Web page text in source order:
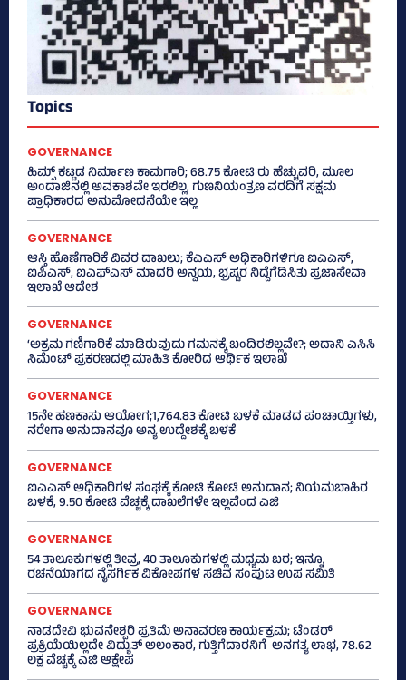
Topics
GOVERNANCE
ಹಿಮ್ಸ್‌ ಕಟ್ಟಡ ನಿರ್ಮಾಣ ಕಾಮಗಾರಿ; 68.75 ಕೋಟಿ ರು ಹೆಚ್ಚುವರಿ, ಮೂಲ
ಅಂದಾಜಿನಲ್ಲಿ ಅವಕಾಶವೇ ಇರಲಿಲ್ಲ, ಗುಣನಿಯಂತ್ರಣ ವರದಿಗೆ ಸಕ್ಷಮ
ಪ್ರಾಧಿಕಾರದ ಅನುಮೋದನೆಯೇ ಇಲ್ಲ
GOVERNANCE
ಆಸ್ತಿ ಹೊಣೆಗಾರಿಕೆ ವಿವರ ದಾಖಲು; ಕೆಎಎಸ್ ಅಧಿಕಾರಿಗಳಿಗೂ ಐಎಎಸ್‌,
ಐಪಿಎಸ್‌, ಐಎಫ್‌ಎಸ್‌ ಮಾದರಿ ಅನ್ವಯ, ಭ್ರಷ್ಟರ ನಿದ್ದೆಗೆಡಿಸಿತು ಪ್ರಜಾಸೇವಾ
ಇಲಾಖೆ ಆದೇಶ
GOVERNANCE
‘ಅಕ್ರಮ ಗಣಿಗಾರಿಕೆ ಮಾಡಿರುವುದು ಗಮನಕ್ಕೆ ಬಂದಿರಲಿಲ್ಲವೇ?; ಅದಾನಿ ಎಸಿಸಿ
ಸಿಮೆಂಟ್ ಪ್ರಕರಣದಲ್ಲಿ ಮಾಹಿತಿ ಕೋರಿದ ಆರ್ಥಿಕ ಇಲಾಖೆ
GOVERNANCE
15ನೇ ಹಣಕಾಸು ಆಯೋಗ;1,764.83 ಕೋಟಿ ಬಳಕೆ ಮಾಡದ ಪಂಚಾಯ್ತಿಗಳು,
ನರೇಗಾ ಅನುದಾನವೂ ಅನ್ಯ ಉದ್ದೇಶಕ್ಕೆ ಬಳಕೆ
GOVERNANCE
ಐಎಎಸ್‌ ಅಧಿಕಾರಿಗಳ ಸಂಘಕ್ಕೆ ಕೋಟಿ ಕೋಟಿ ಅನುದಾನ; ನಿಯಮಬಾಹಿರ
ಬಳಕೆ, 9.50 ಕೋಟಿ ವೆಚ್ಚಕ್ಕೆ ದಾಖಲೆಗಳೇ ಇಲ್ಲವೆಂದ ಎಜಿ
GOVERNANCE
54 ತಾಲೂಕುಗಳಲ್ಲಿ ತೀವ್ರ, 40 ತಾಲೂಕುಗಳಲ್ಲಿ ಮಧ್ಯಮ ಬರ; ಇನ್ನೂ
ರಚನೆಯಾಗದ ನೈಸರ್ಗಿಕ ವಿಕೋಪಗಳ ಸಚಿವ ಸಂಪುಟ ಉಪ ಸಮಿತಿ
GOVERNANCE
ನಾಡದೇವಿ ಭುವನೇಶ್ವರಿ ಪ್ರತಿಮೆ ಅನಾವರಣ ಕಾರ್ಯಕ್ರಮ; ಟೆಂಡರ್
ಪ್ರಕ್ರಿಯೆಯಿಲ್ಲದೇ ವಿದ್ಯುತ್‌ ಅಲಂಕಾರ, ಗುತ್ತಿಗೆದಾರನಿಗೆ ಅನಗತ್ಯ ಲಾಭ, 78.62
ಲಕ್ಷ ವೆಚ್ಚಕ್ಕೆ ಎಜಿ ಆಕ್ಷೇಪ